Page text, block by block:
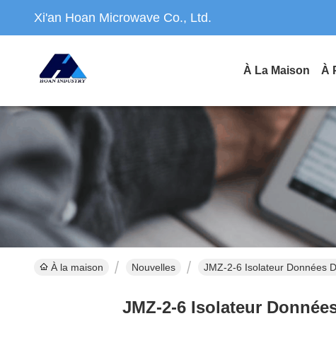
Xi'an Hoan Microwave Co., Ltd.
À La Maison À
À la maison Nouvelles JMZ-2-6 Isolateur Données
JMZ-2-6 Isolateur